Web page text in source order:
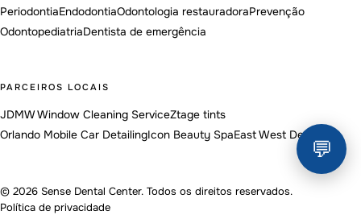
PeriodontiaEndodontiaOdontologia restauradoraPrevenção
OdontopediatriaDentista de emergência
PARCEIROS LOCAIS
JDMW Window Cleaning ServiceZtage tints
Orlando Mobile Car DetailingIcon Beauty SpaEast West Dental
© 2026 Sense Dental Center. Todos os direitos reservados.
Política de privacidade
💬